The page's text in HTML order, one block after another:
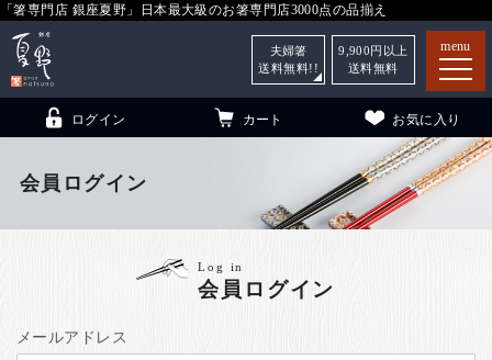
「箸専門店 銀座夏野」日本最大級のお箸専門店3000点の品揃え
menu
（贈答用・自宅用）
銀座夏野・箸長
ログイン カート お気に入り
夫婦箸
送料無料!!
9,900 円以上
送料無料
会員ログイン
Log in
会員ログイン
メールアドレス